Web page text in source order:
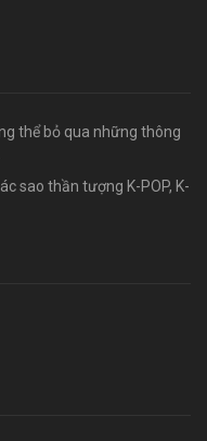
thể bỏ qua những thông
sao thần tượng K-POP, K-